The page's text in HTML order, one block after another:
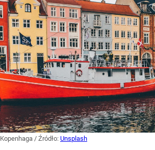
Kopenhaga / Źródło: Unsplash